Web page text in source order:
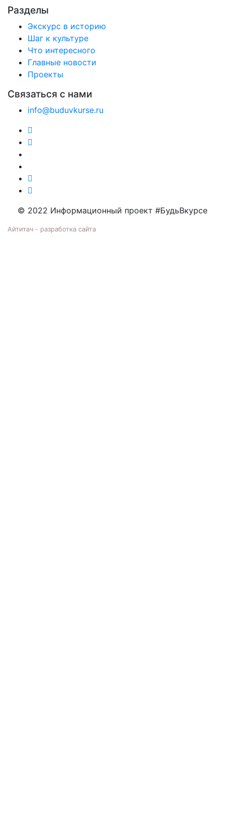
Разделы
Экскурс в историю
Шаг к культуре
Что интересного
Главные новости
Проекты
Связаться с нами
info@buduvkurse.ru
© 2022 Информационный проект #БудьВкурсе
Айтитач - разработка сайта